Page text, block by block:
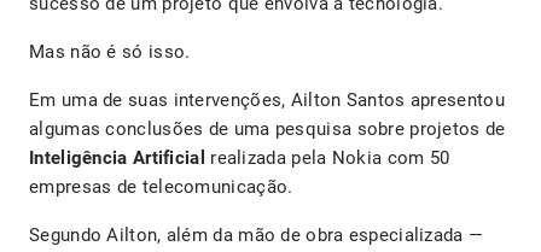
Mas não é só isso.
Em uma de suas intervenções, Ailton Santos apresentou
algumas conclusões de uma pesquisa sobre projetos de
Inteligência Artificial realizada pela Nokia com 50
empresas de telecomunicação.
Segundo Ailton, além da mão de obra especializada —